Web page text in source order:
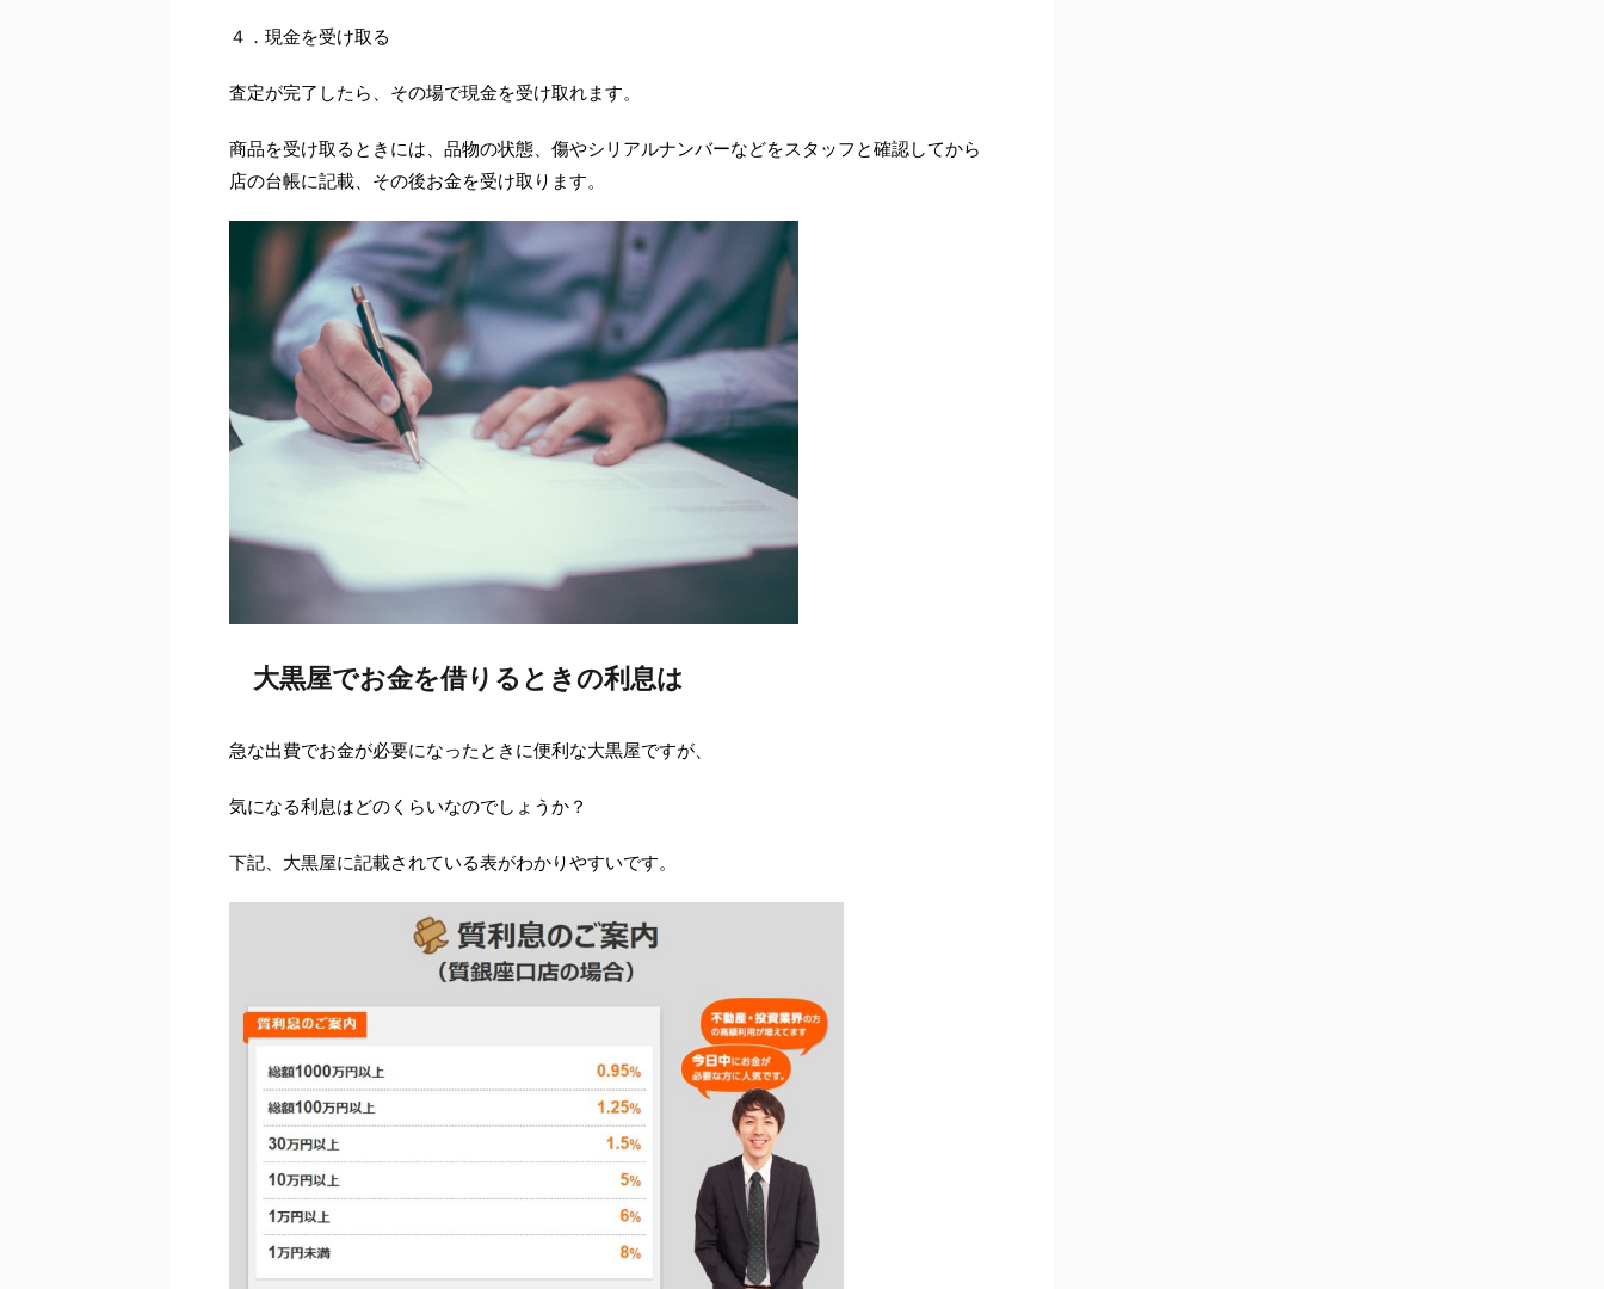
４．現金を受け取る
査定が完了したら、その場で現金を受け取れます。
商品を受け取るときには、品物の状態、傷やシリアルナンバーなどをスタッフと確認してから
店の台帳に記載、その後お金を受け取ります。
大黒屋でお金を借りるときの利息は
急な出費でお金が必要になったときに便利な大黒屋ですが、
気になる利息はどのくらいなのでしょうか？
下記、大黒屋に記載されている表がわかりやすいです。